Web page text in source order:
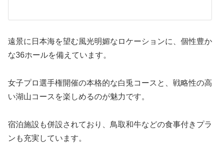
遠景に日本海を望む風光明媚なロケーションに、個性豊か
な36ホールを備えています。
女子プロ選手権開催の本格的な白兎コースと、戦略性の高
い湖山コースを楽しめるのが魅力です。
宿泊施設も併設されており、鳥取和牛などの食事付きプラ
ンも充実しています。